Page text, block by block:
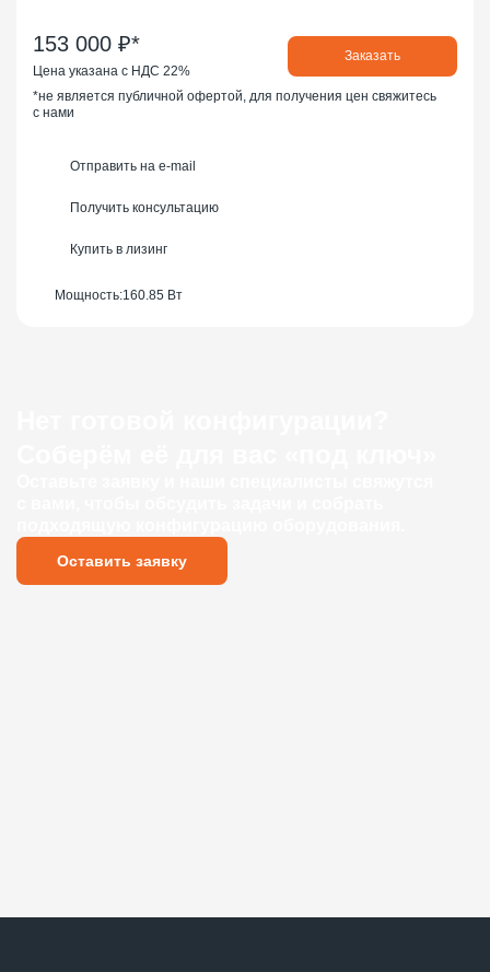
153 000 ₽*
Цена указана с НДС 22%
Заказать
*не является публичной офертой, для получения цен свяжитесь
с нами
Отправить на e-mail
Получить консультацию
Купить в лизинг
Мощность:160.85 Вт
Оставить заявку